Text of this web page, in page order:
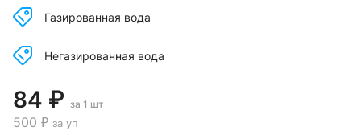
Газированная вода
Негазированная вода
84 ₽ за 1 шт
500 ₽ за уп